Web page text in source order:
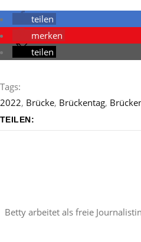
teilen
merken
teilen
Tags:
2022, Brücke, Brückentag,
TEILEN:
Betty arbeitet als freie